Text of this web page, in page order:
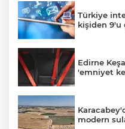
Türkiye
kişiden 9'u
Edirne
'emniyet
modern